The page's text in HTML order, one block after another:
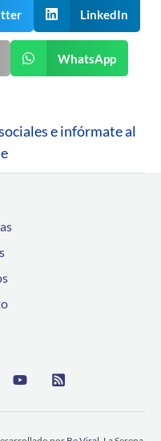
LinkedIn
WhatsApp
e infórmate al